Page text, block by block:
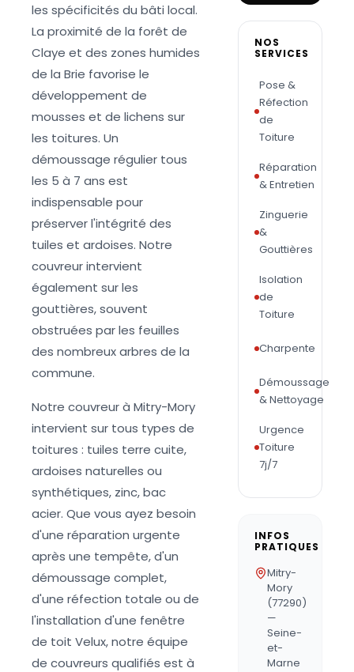
les spécificités du bâti local.
La proximité de la forêt de
Claye et des zones humides
de la Brie favorise le
développement de
mousses et de lichens sur
les toitures. Un
démoussage régulier tous
les 5 à 7 ans est
indispensable pour
préserver l'intégrité des
tuiles et ardoises. Notre
couvreur intervient
également sur les
gouttières, souvent
obstruées par les feuilles
des nombreux arbres de la
commune.
Notre couvreur à Mitry-Mory
intervient sur tous types de
toitures : tuiles terre cuite,
ardoises naturelles ou
synthétiques, zinc, bac
acier. Que vous ayez besoin
d'une réparation urgente
après une tempête, d'un
démoussage complet,
d'une réfection totale ou de
l'installation d'une fenêtre
de toit Velux, notre équipe
de couvreurs qualifiés est à
NOS
SERVICES
Pose &
Réfection
de
Toiture
Réparation
& Entretien
Zinguerie
&
Gouttières
Isolation
de
Toiture
Charpente
Démoussage
& Nettoyage
Urgence
Toiture
7j/7
INFOS
PRATIQUES
Mitry-
Mory
(77290)
—
Seine-
et-
Marne